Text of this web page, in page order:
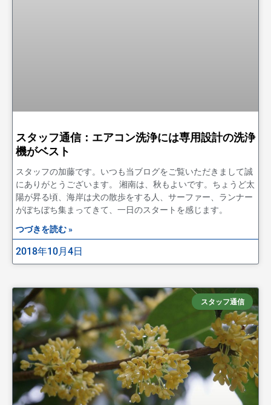
スタッフ通信：エアコン洗浄には専用設計の洗浄
機がベスト
スタッフの加藤です。いつも当ブログをご覧いただきまして誠
にありがとうございます。 湘南は、秋もよいです。ちょうど太
陽が昇る頃、海岸は犬の散歩をする人、サーファー、ランナー
がぼちぼち集まってきて、一日のスタートを感じます。
つづきを読む »
2018年10月4日
スタッフ通信